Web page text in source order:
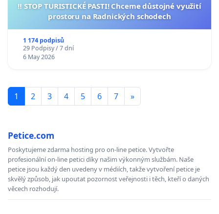
‼️ STOP TURISTICKÉ PASTI! Chceme důstojné využití
prostoru na Radnických schodech
1 174 podpisů
29 Podpisy / 7 dní
6 May 2026
1 2 3 4 5 6 7 »
Petice.com
Poskytujeme zdarma hosting pro on-line petice. Vytvořte
profesionální on-line petici díky našim výkonným službám. Naše
petice jsou každý den uvedeny v médiích, takže vytvoření petice je
skvělý způsob, jak upoutat pozornost veřejnosti i těch, kteří o daných
věcech rozhodují.